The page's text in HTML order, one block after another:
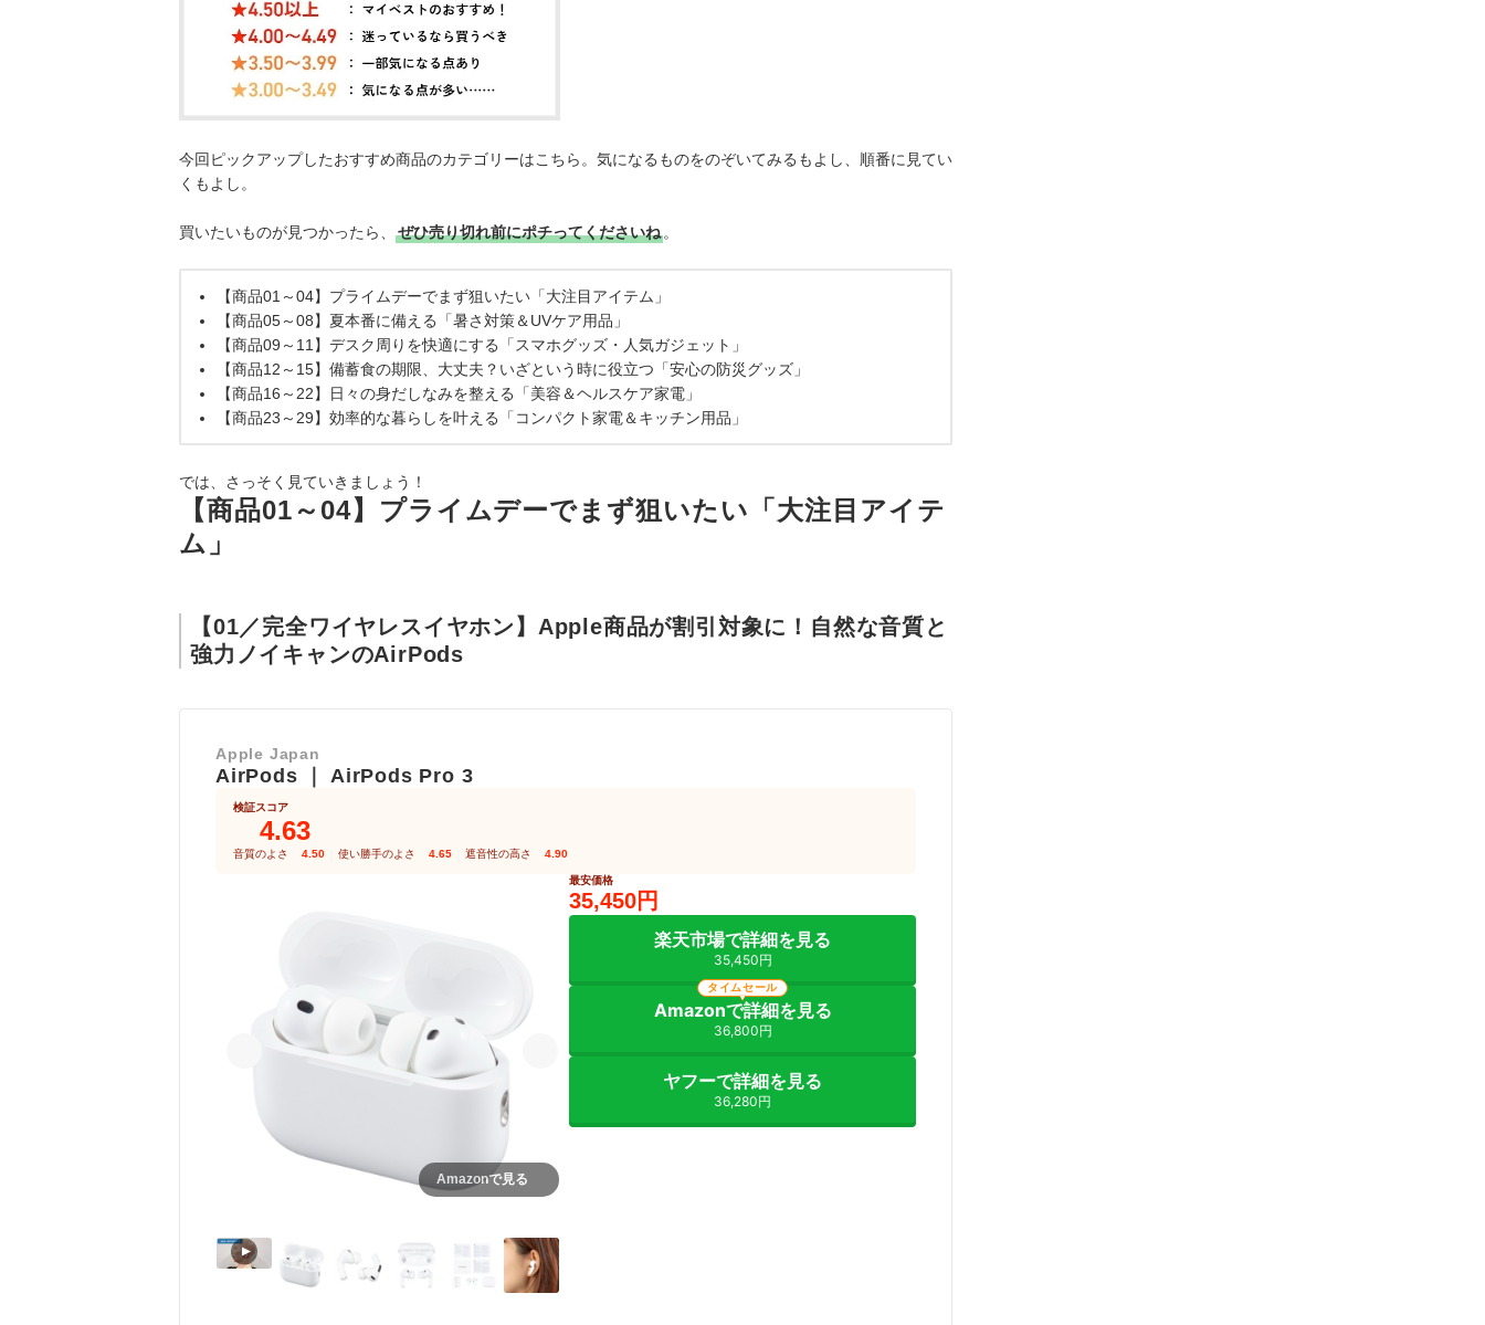
今回ピックアップしたおすすめ商品のカテゴリーはこちら。気になるものをのぞいてみるもよし、順番に見てい
くもよし。
買いたいものが見つかったら、 ぜひ売り切れ前にポチってくださいね 。
【商品01～04】プライムデーでまず狙いたい「大注目アイテム」
【商品05～08】夏本番に備える「暑さ対策＆UVケア用品」
【商品09～11】デスク周りを快適にする「スマホグッズ・人気ガジェット」
【商品12～15】備蓄食の期限、大丈夫？いざという時に役立つ「安心の防災グッズ」
【商品16～22】日々の身だしなみを整える「美容＆ヘルスケア家電」
【商品23～29】効率的な暮らしを叶える「コンパクト家電＆キッチン用品」
では、さっそく見ていきましょう！
【商品01～04】プライムデーでまず狙いたい「大注目アイテ
ム」
【01／完全ワイヤレスイヤホン】Apple商品が割引対象に！自然な音質と
強力ノイキャンのAirPods
Apple Japan
AirPods AirPods Pro 3
検証スコア
4.63
音質のよさ 4.50 使い勝手のよさ 4.65 遮音性の高さ 4.90
Amazonで見る
最安価格
35,450円
楽天市場で詳細を見る
35,450円
Amazonで詳細を見る
36,800円
タイムセール
ヤフーで詳細を見る
36,280円